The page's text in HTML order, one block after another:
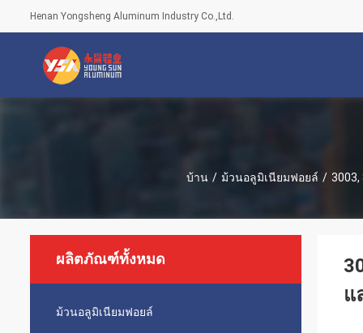
Henan Yongsheng Aluminum Industry Co.,Ltd.
บ้าน / ม้วนอลูมิเนียมฟอยล์ /
ผลิตภัณฑ์ทั้งหมด
ม้วนอลูมิเนียมฟอยล์
แ